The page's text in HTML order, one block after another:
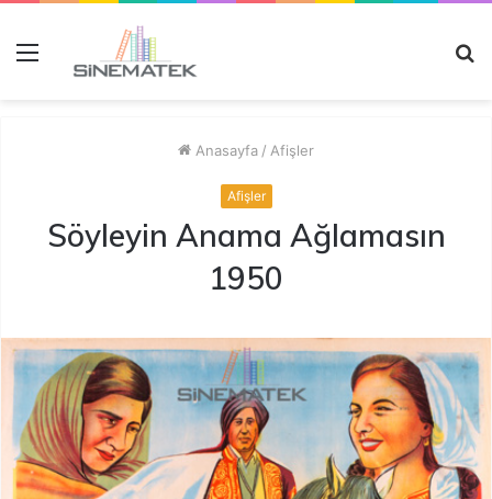
Anasayfa / Afişler
Afişler
Söyleyin Anama Ağlamasın
1950